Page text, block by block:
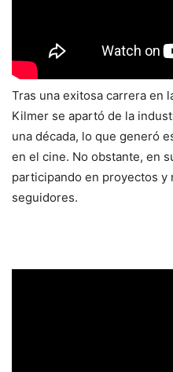
Tras una exitosa carrera en
Kilmer se apartó de la
una década, lo que generó
en el cine. No obstante, en
participando en proyectos
seguidores.